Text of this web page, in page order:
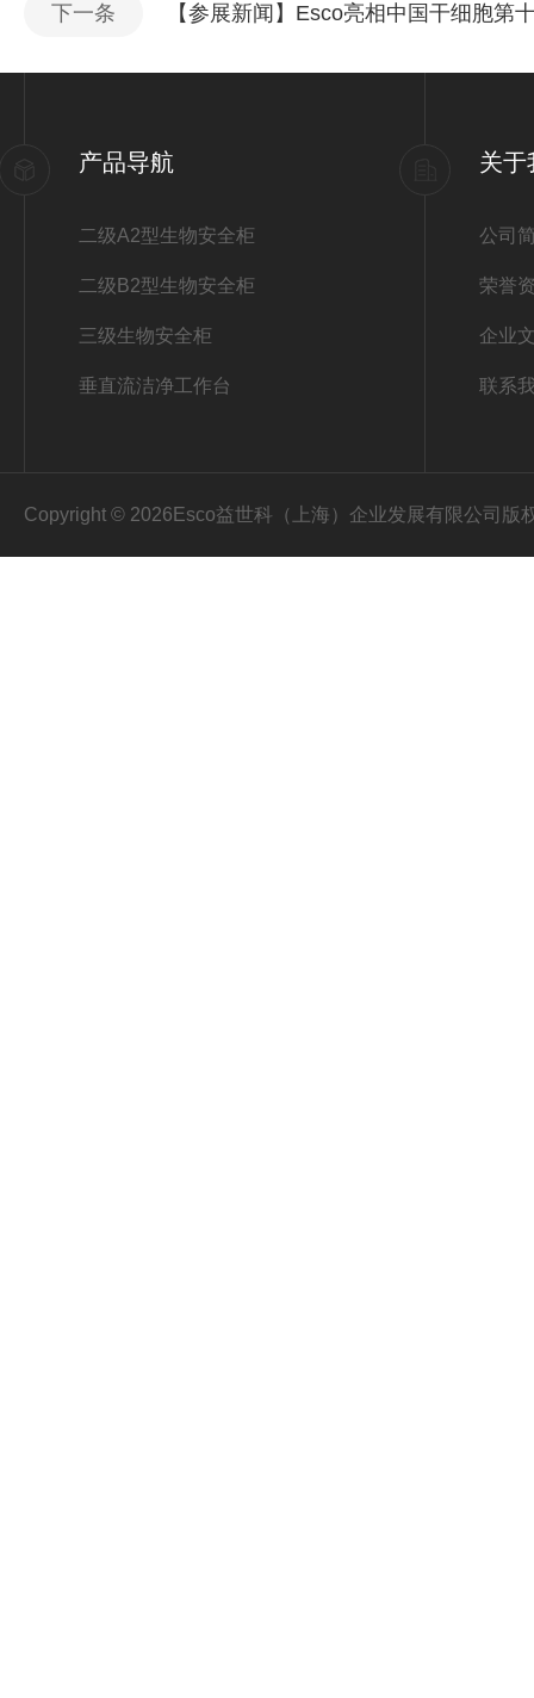
下一条 【参展新闻】Esco亮相中国干细胞第
产品导航
二级A2型生物安全柜
二级B2型生物安全柜
三级生物安全柜
垂直流洁净工作台
关于
公司
荣誉
企业
联系
Copyright © 2026Esco益世科（上海）企业发展有限公司